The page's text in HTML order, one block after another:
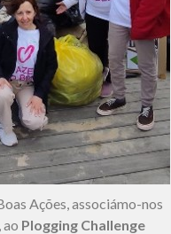
Ações, associámo-nos
, ao Plogging Challenge